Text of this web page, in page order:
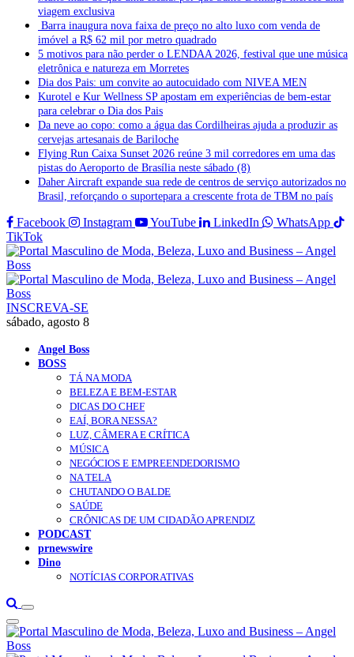
viagem exclusiva
Barra inaugura nova faixa de preço no alto luxo com venda de
imóvel a R$ 62 mil por metro quadrado
5 motivos para não perder o LENDAA 2026, festival que une música
eletrônica e natureza em Morretes
Dia dos Pais: um convite ao autocuidado com NIVEA MEN
Kurotel e Kur Wellness SP apostam em experiências de bem-estar
para celebrar o Dia dos Pais
Da neve ao copo: como a água das Cordilheiras ajuda a produzir as
cervejas artesanais de Bariloche
Flying Run Caixa Sunset 2026 reúne 3 mil corredores em uma das
pistas do Aeroporto de Brasília neste sábado (8)
Daher Aircraft expande sua rede de centros de serviço autorizados no
Brasil, reforçando o suportepara a crescente frota de TBM no país
Facebook Instagram YouTube LinkedIn
WhatsApp
TikTok
INSCREVA-SE
sábado, agosto 8
Angel Boss
BOSS
TÁ NA MODA
BELEZA E BEM-ESTAR
DICAS DO CHEF
EAÍ, BORA NESSA?
LUZ, CÂMERA E CRÍTICA
MÚSICA
NEGÓCIOS E EMPREENDEDORISMO
NA TELA
CHUTANDO O BALDE
SAÚDE
CRÔNICAS DE UM CIDADÃO APRENDIZ
PODCAST
prnewswire
Dino
NOTÍCIAS CORPORATIVAS